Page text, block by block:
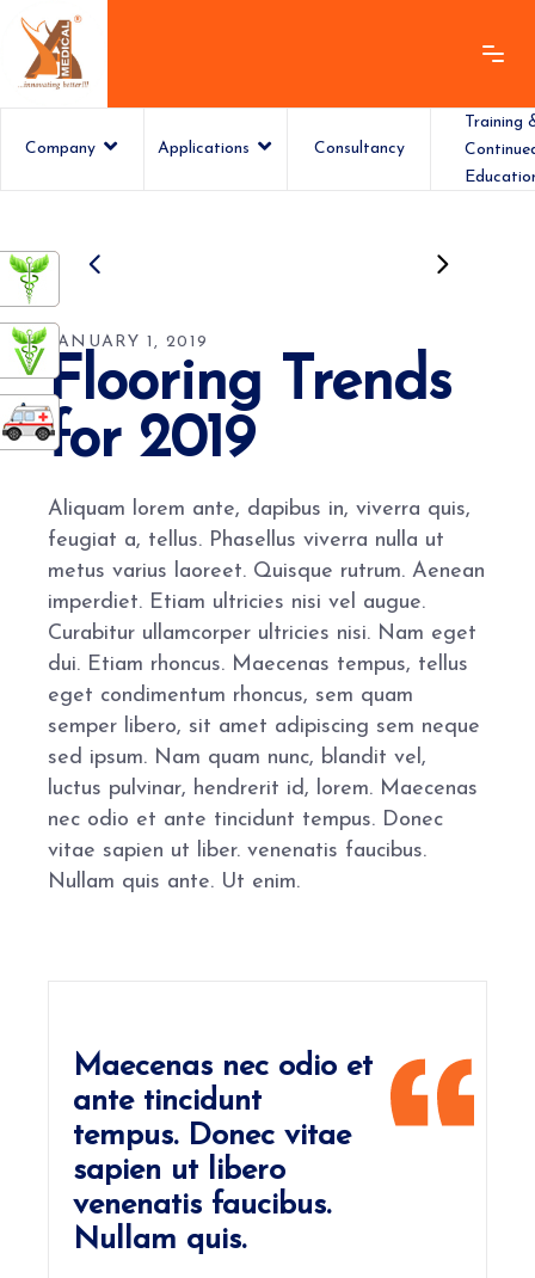
Company Applications Consultancy
Training
JANUARY 1, 2019
Flooring Trends
for 2019
Aliquam lorem ante, dapibus in, viverra quis,
feugiat a, tellus. Phasellus viverra nulla ut
metus varius laoreet. Quisque rutrum. Aenean
imperdiet. Etiam ultricies nisi vel augue.
Curabitur ullamcorper ultricies nisi. Nam eget
dui. Etiam rhoncus. Maecenas tempus, tellus
eget condimentum rhoncus, sem quam
semper libero, sit amet adipiscing sem neque
sed ipsum. Nam quam nunc, blandit vel,
luctus pulvinar, hendrerit id, lorem. Maecenas
nec odio et ante tincidunt tempus. Donec
vitae sapien ut liber. venenatis faucibus.
Nullam quis ante. Ut enim.
Maecenas nec odio et
ante tincidunt
tempus. Donec vitae
sapien ut libero
venenatis faucibus.
Nullam quis.